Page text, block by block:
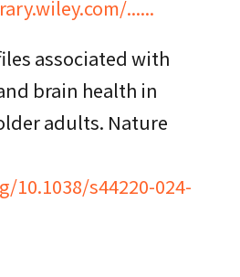
......
associated with
brain health in
adults. Nature
10.1038/s44220-024-